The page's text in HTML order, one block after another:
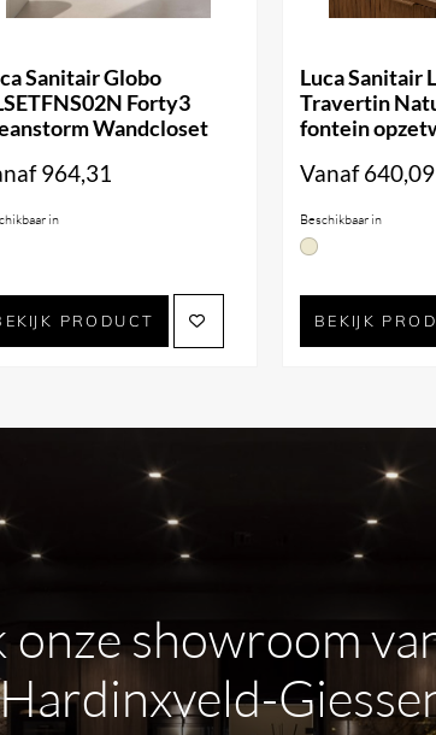
wandmengkraan met
bedieningen
Sanitair Globo
Forty3
Wandcloset
964,31
in
PRODUCT
Luca Sanitair
Travertin
fontein
Vanaf640,09
Beschikbaar in
BEKIJK
onze showroom